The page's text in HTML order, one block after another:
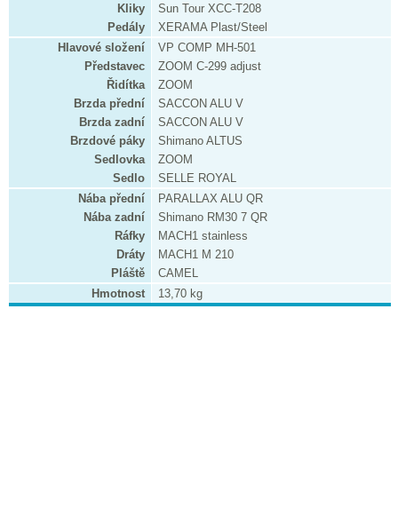
Kliky
Sun Tour XCC-T208
Pedály
XERAMA Plast/Steel
Hlavové složení
VP COMP MH-501
Představec
ZOOM C-299 adjust
Řidítka
ZOOM
Brzda přední
SACCON ALU V
Brzda zadní
SACCON ALU V
Brzdové páky
Shimano ALTUS
Sedlovka
ZOOM
Sedlo
SELLE ROYAL
Nába přední
PARALLAX ALU QR
Nába zadní
Shimano RM30 7 QR
Ráfky
MACH1 stainless
Dráty
MACH1 M 210
Pláště
CAMEL
Hmotnost
13,70 kg